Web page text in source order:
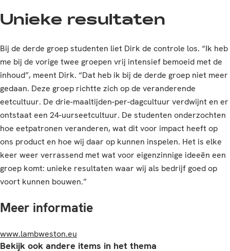
Unieke resultaten
Bij de derde groep studenten liet Dirk de controle los. “Ik heb
me bij de vorige twee groepen vrij intensief bemoeid met de
inhoud”, meent Dirk. “Dat heb ik bij de derde groep niet meer
gedaan. Deze groep richtte zich op de veranderende
eetcultuur. De drie-maaltijden-per-dagcultuur verdwijnt en er
ontstaat een 24-uurseetcultuur. De studenten onderzochten
hoe eetpatronen veranderen, wat dit voor impact heeft op
ons product en hoe wij daar op kunnen inspelen. Het is elke
keer weer verrassend met wat voor eigenzinnige ideeën een
groep komt: unieke resultaten waar wij als bedrijf goed op
voort kunnen bouwen.”
Meer informatie
www.lambweston.eu
Bekijk ook andere items in het thema